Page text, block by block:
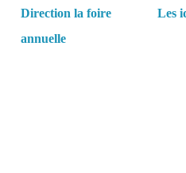
Direction la foire
annuelle
Les